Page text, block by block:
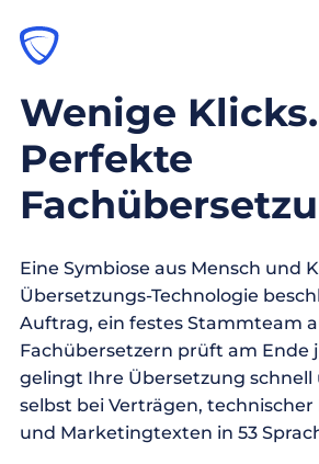
Wenige Klicks.
Perfekte
Eine Symbiose aus Mensch und
Übersetzungs-Technologie
Auftrag, ein festes Stammteam
Fachübersetzern prüft am Ende
gelingt Ihre Übersetzung schnell
selbst bei Verträgen,
und Marketingtexten in 53